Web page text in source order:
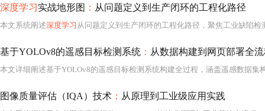
深度学习实战地形图 ： 从问题定义到生产闭环的工程化路径
本文系统阐述深度学习 从问题定义到生产闭环的工程化路径，聚焦工业缺陷检测等真实场景，涵盖数
基于YOLOv8的遥感目标检测系统 ： 从数据构建到网页部署全
图像质量评估（IQA）技术 ： 从原理到工业级应用实践